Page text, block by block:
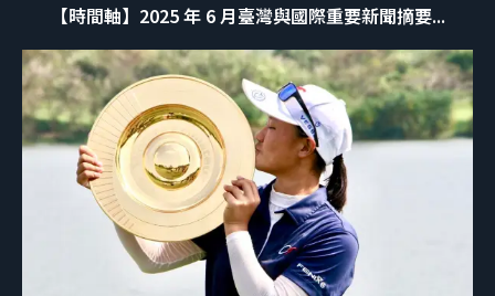
【時間軸】2025 年 6 月臺灣與國際重要新聞摘要...